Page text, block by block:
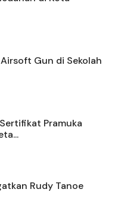
Gun di Sekolah
Pramuka
Rudy Tanoe